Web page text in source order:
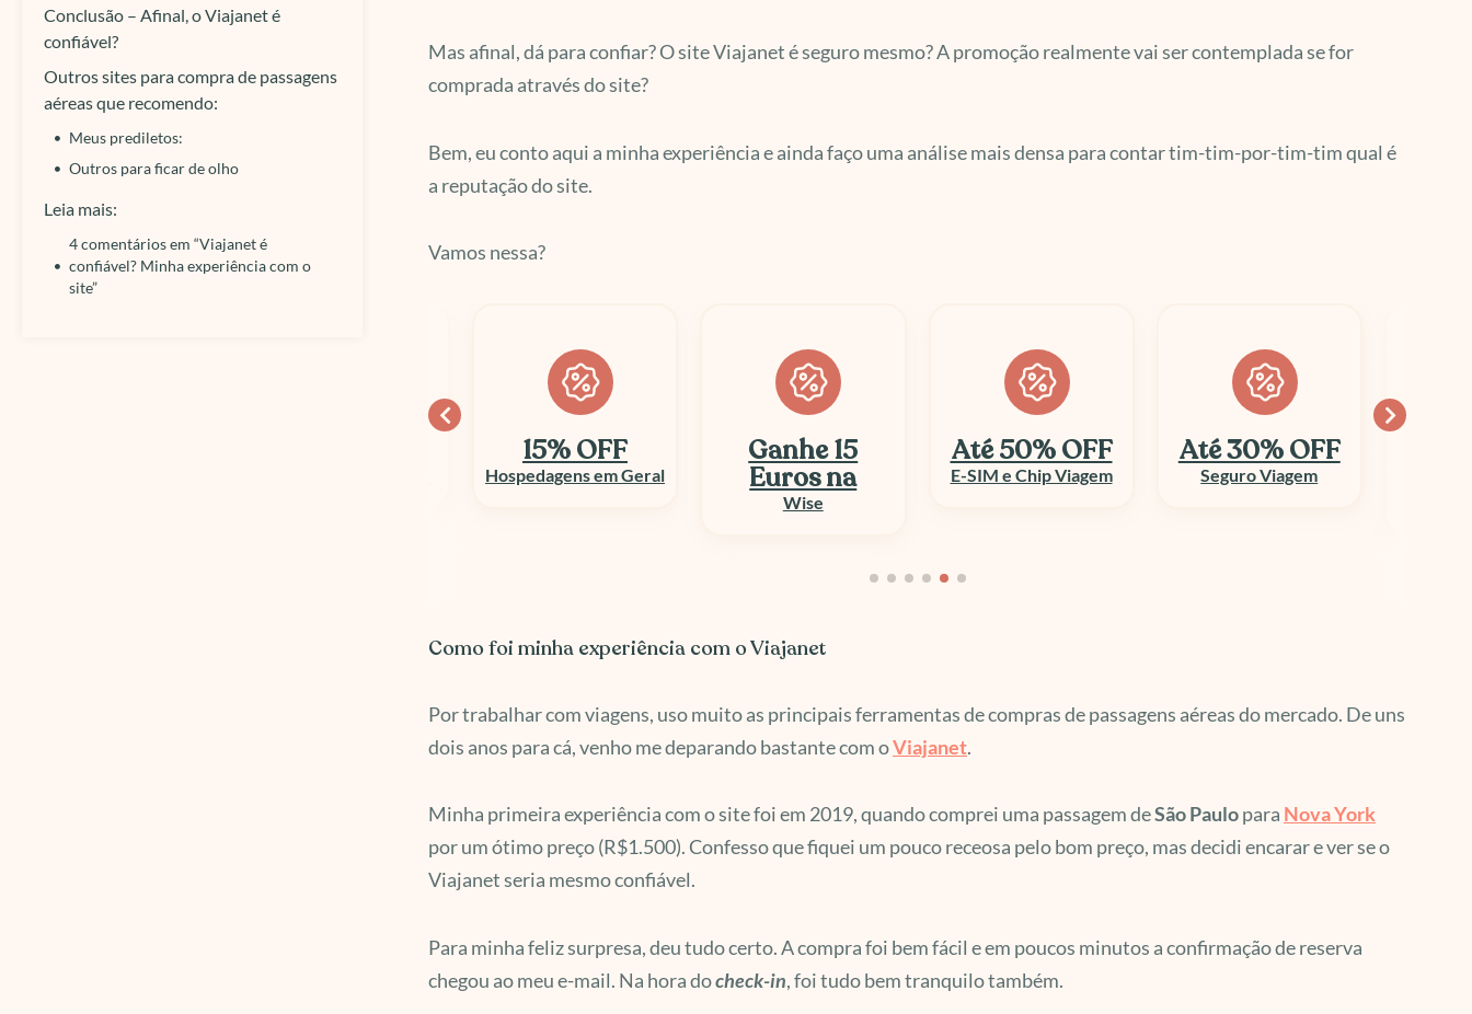
Conclusão – Afinal, o Viajanet é
confiável?
Outros sites para compra de passagens
aéreas que recomendo:
Meus prediletos:
Outros para ficar de olho
Leia mais:
4 comentários em “Viajanet é
confiável? Minha experiência com o
site”
Mas afinal, dá para confiar? O site Viajanet é seguro mesmo? A promoção realmente vai ser contemplada se for
comprada através do site?
Bem, eu conto aqui a minha experiência e ainda faço uma análise mais densa para contar tim-tim-por-tim-tim qual é
a reputação do site.
Vamos nessa?
Ganhe 15
Euros na
Até 50% OFF
E-SIM e Chip Viagem
Até 30% OFF
Seguro Viagem
Economize
até 70%
Como foi minha experiência com o Viajanet
Por trabalhar com viagens, uso muito as principais ferramentas de compras de passagens aéreas do mercado. De uns
dois anos para cá, venho me deparando bastante com oViajanet.
Minha primeira experiência com o site foi em 2019, quando comprei uma passagem deSão Paulopara Nova York
por um ótimo preço (R$1.500). Confesso que fiquei um pouco receosa pelo bom preço, mas decidi encarar e ver se o
Viajanet seria mesmo confiável.
Para minha feliz surpresa, deu tudo certo. A compra foi bem fácil e em poucos minutos a confirmação de reserva
chegou ao meu e-mail. Na hora docheck-in, foi tudo bem tranquilo também.